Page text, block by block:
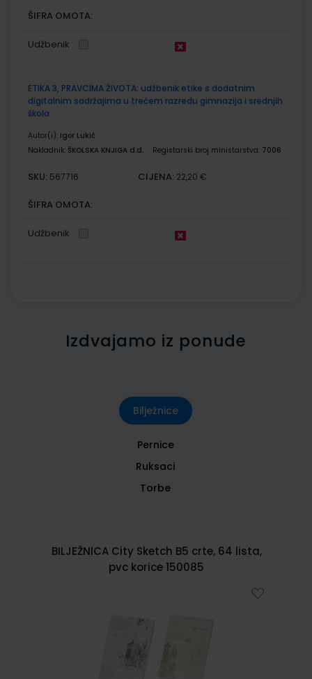
ŠIFRA OMOTA:
Udžbenik
ETIKA 3, PRAVCIMA ŽIVOTA; udžbenik etike s dodatnim
digitalnim sadržajima u trećem razredu gimnazija i srednjih
škola
Autor(i): Igor Lukić
Nakladnik: ŠKOLSKA KNJIGA d.d. Registarski broj ministarstva: 7006
SKU: 567716 CIJENA: 22,20 €
ŠIFRA OMOTA:
Udžbenik
Izdvajamo iz ponude
Bilježnice
Pernice
Ruksaci
Torbe
BILJEŽNICA City Sketch B5 crte, 64 lista,
pvc korice 150085